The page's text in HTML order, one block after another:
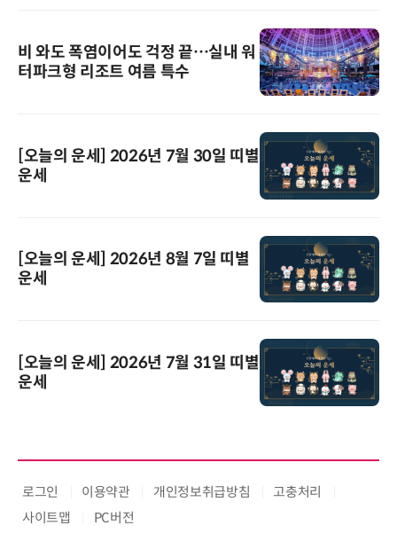
비 와도 폭염이어도 걱정 끝…실내 워
터파크형 리조트 여름 특수
[오늘의 운세] 2026년 7월 30일 띠별
운세
[오늘의 운세] 2026년 8월 7일 띠별
운세
[오늘의 운세] 2026년 7월 31일 띠별
운세
로그인 이용약관 개인정보취급방침
고충처리
사이트맵
PC버전